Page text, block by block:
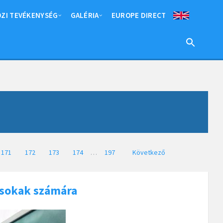
TEVÉKENYSÉG GALÉRIA EUROPE DIRECT
171 172 173 174 … 197 Következő
számára